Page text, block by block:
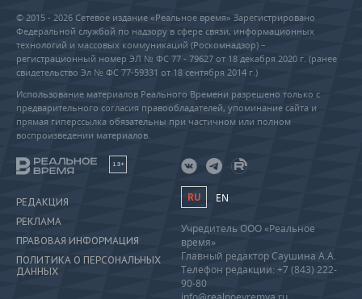
© 2015 - 2026 Сетевое издание «Реальное время» Зарегистрировано
Федеральной службой по надзору в сфере связи, информационных
технологий и массовых коммуникаций (Роскомнадзор) –
регистрационный номер ЭЛ № ФС 77 - 79627 от 18 декабря 2020 г. (ранее
свидетельство Эл № ФС 77-59331 от 18 сентября 2014 г.)
Использование материалов Реального Времени разрешено только с
предварительного согласия правообладателей, упоминание сайта и
прямая гиперссылка обязательны при частичном или полном
воспроизведении материалов.
18+
РЕДАКЦИЯ
РЕКЛАМА
ПРАВОВАЯ ИНФОРМАЦИЯ
ПОЛИТИКА О ПЕРСОНАЛЬНЫХ
ДАННЫХ
RU EN
Учредитель ООО «Реальное
время»
Главный редактор Саушина А.А.
Телефон редакции: +7 (843) 222-
90-80